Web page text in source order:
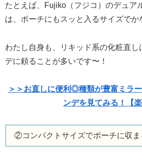
たとえば、Fujiko（フジコ）のデュア
は、ポーチにもスッと入るサイズでか
わたし自身も、リキッド系の化粧直し
デに頼ることが多いです〜！
＞＞お直しに便利◎種類が豊富ミラ
ンデを見てみる！【楽
②コンパクトサイズでポーチに収ま